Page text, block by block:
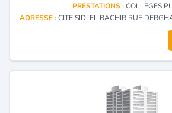
PRESTATIONS :COLLÈGES
ADRESSE :CITE SIDI EL BACHIR RUE DERGHAM